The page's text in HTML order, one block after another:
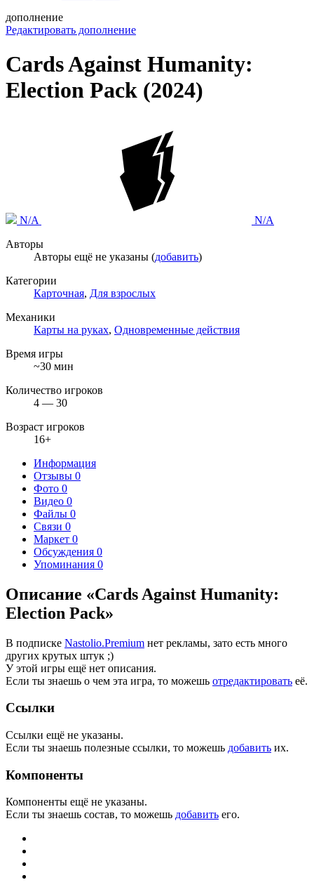
дополнение
Редактировать дополнение
Cards Against Humanity:
Election Pack (2024)
N/A
N/A
Авторы
Авторы ещё не указаны (добавить)
Категории
Карточная, Для взрослых
Механики
Карты на руках, Одновременные действия
Время игры
~30 мин
Количество игроков
4 — 30
Возраст игроков
16+
Информация
Отзывы 0
Фото 0
Видео 0
Файлы 0
Связи 0
Маркет 0
Обсуждения 0
Упоминания 0
Описание «Cards Against Humanity:
Election Pack»
В подписке Nastolio.Premium нет рекламы, зато есть много
других крутых штук ;)
У этой игры ещё нет описания.
Если ты знаешь о чем эта игра, то можешь отредактировать её.
Ссылки
Ссылки ещё не указаны.
Если ты знаешь полезные ссылки, то можешь добавить их.
Компоненты
Компоненты ещё не указаны.
Если ты знаешь состав, то можешь добавить его.